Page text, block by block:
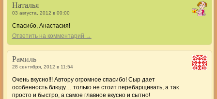
Наталья
03 августа, 2012 в 00:00
Спасибо, Анастасия!
Ответить на комментарий →
Рамиль
28 сентября, 2012 в 11:54
Очень вкусно!!! Автору огромное спасибо! Сыр дает
особенность блюду… только не стоит перебарщивать, а так
просто и быстро, а самое главное вкусно и сытно!